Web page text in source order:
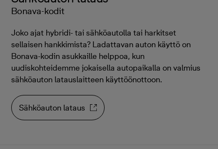
Bonava-kodit
Joko ajat hybridi- tai sähköautolla tai harkitset
sellaisen hankkimista? Ladattavan auton käyttö on
Bonava-kodin asukkaille helppoa, kun
uudiskohteidemme jokaisella autopaikalla on valmius
sähköauton latauslaitteen käyttöönottoon.
Sähköauton lataus